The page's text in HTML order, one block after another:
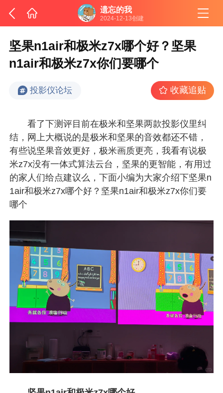
遗忘的我
2024-12-13创建
坚果n1air和极米z7x哪个好？坚果
n1air和极米z7x你们要哪个
投影仪论坛 收藏追贴
看了下测评目前在极米和坚果两款投影仪里纠
结，网上大概说的是极米和坚果的音效都还不错，
有些说坚果音效更好，极米画质更亮，我看有说极
米z7x没有一体式算法云台，坚果的更智能，有用过
的家人们给点建议么，下面小编为大家介绍下坚果n
1air和极米z7x哪个好？坚果n1air和极米z7x你们要
哪个